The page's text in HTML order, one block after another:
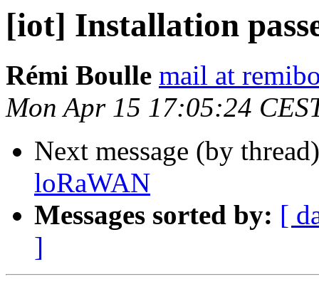
[iot] Installation
Rémi Boulle mail at
Mon Apr 15 17:05:24
Next message (by
loRaWAN
Messages sorted by: [
]